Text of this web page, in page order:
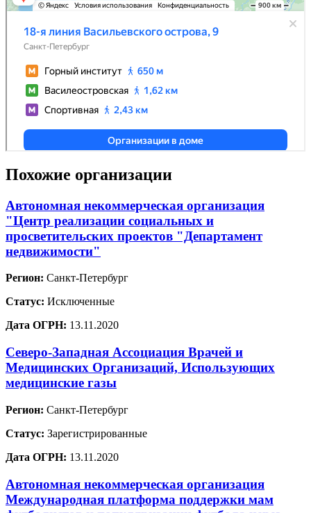
Похожие организации
Автономная некоммерческая организация
"Центр реализации социальных и
просветительских проектов "Департамент
недвижимости"
Регион: Санкт-Петербург
Статус: Исключенные
Дата ОГРН: 13.11.2020
Северо-Западная Ассоциация Врачей и
Медицинских Организаций, Использующих
медицинские газы
Регион: Санкт-Петербург
Статус: Зарегистрированные
Дата ОГРН: 13.11.2020
Автономная некоммерческая организация
Международная платформа поддержки мам